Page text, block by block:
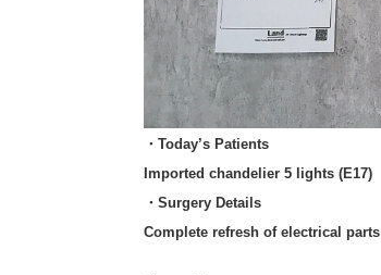
・Today’s Patients
Imported chandelier 5 lights (E17)
・Surgery Details
Complete refresh of electrical parts